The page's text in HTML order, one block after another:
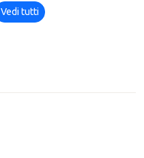
Vedi tutti